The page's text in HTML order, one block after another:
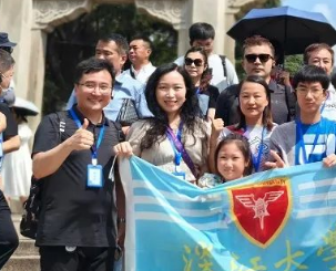
2 版 校友会活动 (海
外、县市)
台北市校友会6月份活动
2
外
台
长
心